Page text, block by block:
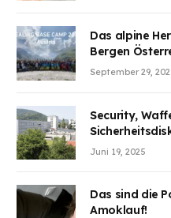
Das alpine
Bergen
Wunden des
September 29,
Security,
Juni 19, 2025
Das sind die
Amoklauf!